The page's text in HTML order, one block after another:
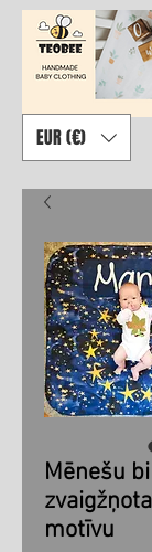
EUR (€)
Mēnešu
motīvu